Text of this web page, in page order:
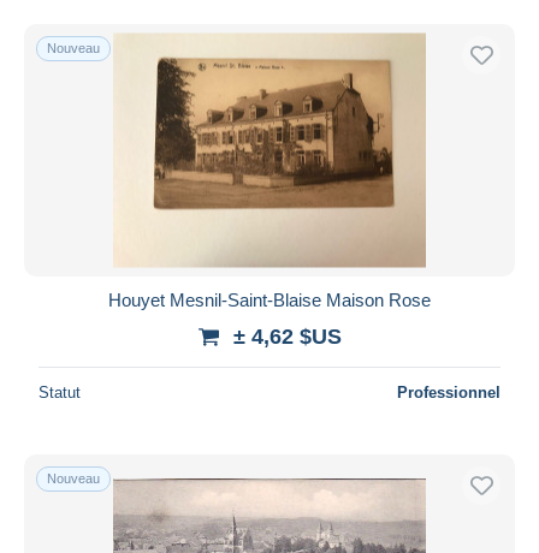
Nouveau
Houyet Mesnil-Saint-Blaise Maison Rose
± 4,62 $US
Statut Professionnel
Nouveau